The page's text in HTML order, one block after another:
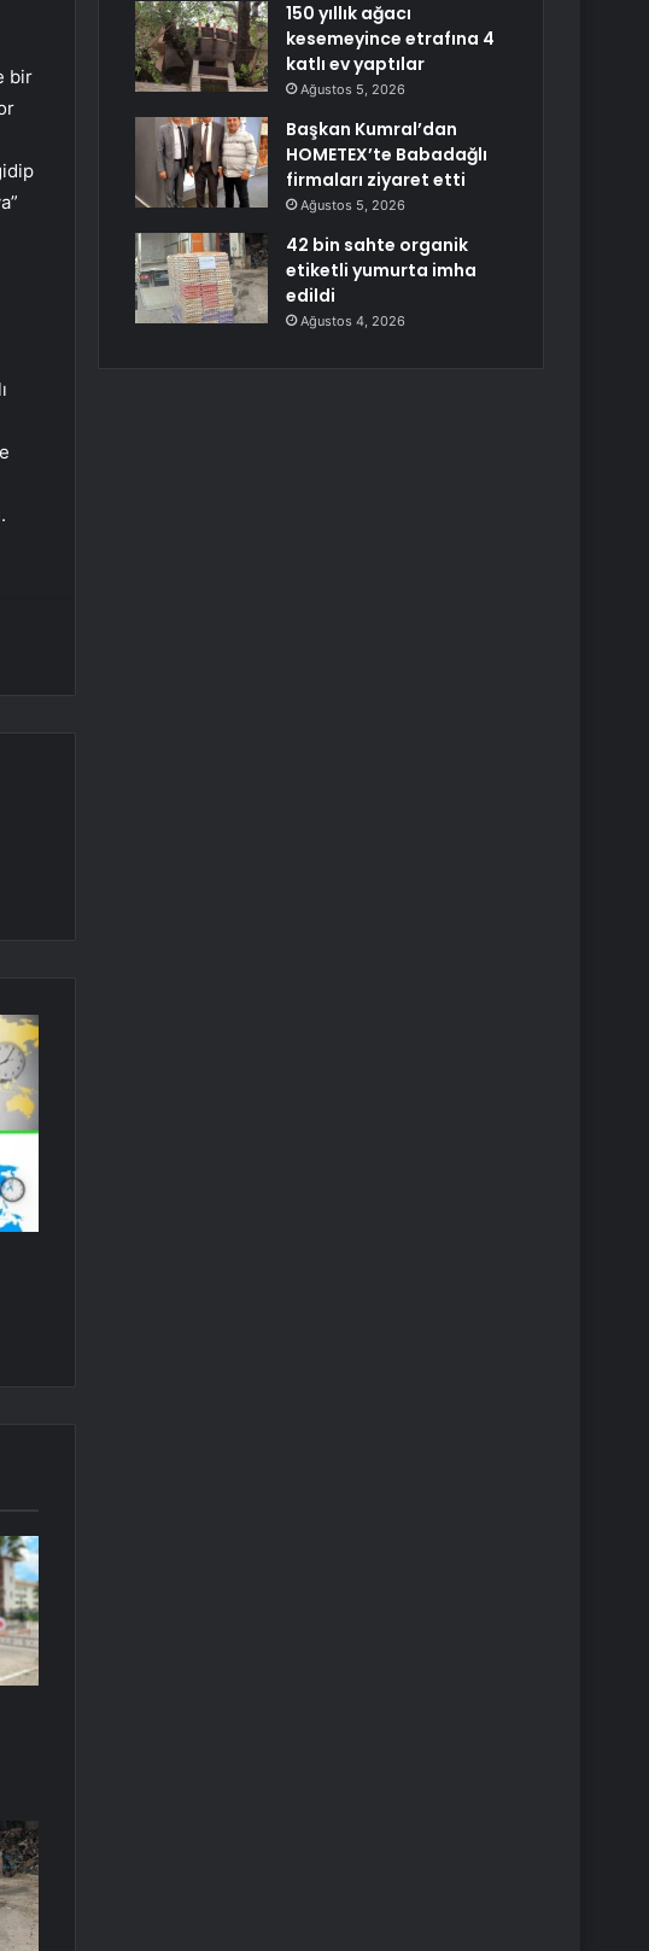
bir
150 yıllık ağacı
kesemeyince etrafına 4
katlı ev yaptılar
Ağustos 5, 2026
Başkan Kumral’dan
HOMETEX’te Babadağlı
firmaları ziyaret etti
Ağustos 5, 2026
42 bin sahte organik
etiketli yumurta imha
edildi
Ağustos 4, 2026